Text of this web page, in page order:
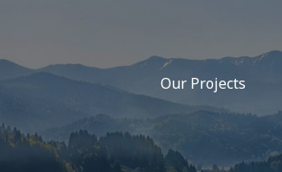
Our Projects